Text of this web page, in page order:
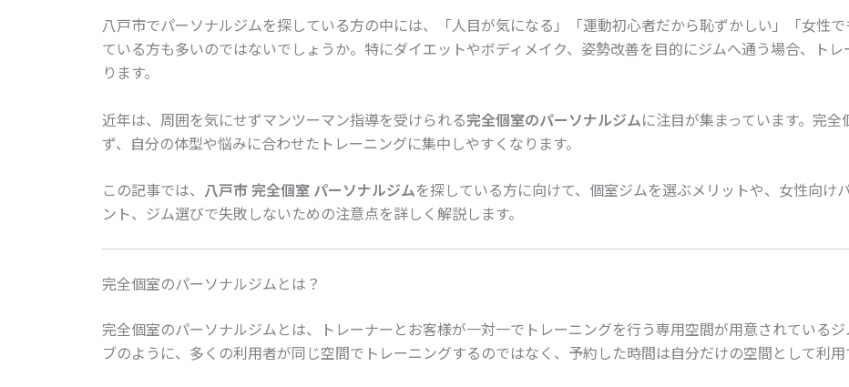
八戸市でパーソナルジムを探している方の中には、「人目が気になる」「運動初心者だから恥ずかしい」「女性
ている方も多いのではないでしょうか。特にダイエットやボディメイク、姿勢改善を目的にジムへ通う場合、ト
ります。
近年は、周囲を気にせずマンツーマン指導を受けられる完全個室のパーソナルジムに注目が集まっています。完
ず、自分の体型や悩みに合わせたトレーニングに集中しやすくなります。
この記事では、 八戸市 完全個室 パーソナルジムを探している方に向けて、個室ジムを選ぶメリットや、女性向け
ント、ジム選びで失敗しないための注意点を詳しく解説します。
完全個室のパーソナルジムとは？
完全個室のパーソナルジムとは、トレーナーとお客様が一対一でトレーニングを行う専用空間が用意されている
ブのように、多くの利用者が同じ空間でトレーニングするのではなく、予約した時間は自分だけの空間として利用